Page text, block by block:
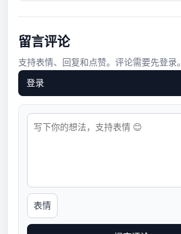
留言评论
支持表情、回复和点赞。评论需要先登录。
登录
表情